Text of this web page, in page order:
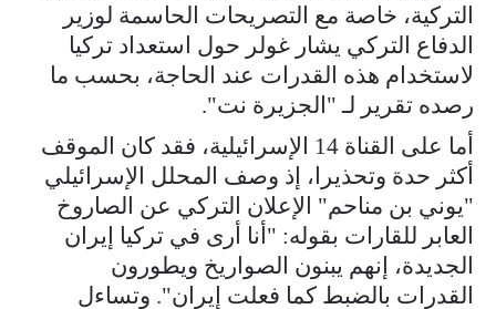
التركية، خاصة مع التصريحات الحاسمة لوزير
الدفاع التركي يشار غولر حول استعداد تركيا
لاستخدام هذه القدرات عند الحاجة، بحسب ما
رصده تقرير لـ "الجزيرة نت".
أما على القناة 14 الإسرائيلية، فقد كان الموقف
أكثر حدة وتحذيرا، إذ وصف المحلل الإسرائيلي
"يوني بن مناحم" الإعلان التركي عن الصاروخ
العابر للقارات بقوله: "أنا أرى في تركيا إيران
الجديدة، إنهم يبنون الصواريخ ويطورون
القدرات بالضبط كما فعلت إيران". وتساءل